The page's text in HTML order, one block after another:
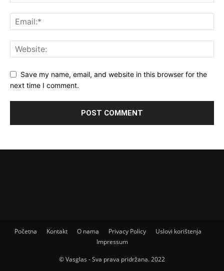
Save my name, email, and website in this browser for the
next time I comment.
Početna Kontakt O nama Privacy Policy
Uslovi korištenja
Impressum
© Vasglas - Sva prava pridržana. 2022